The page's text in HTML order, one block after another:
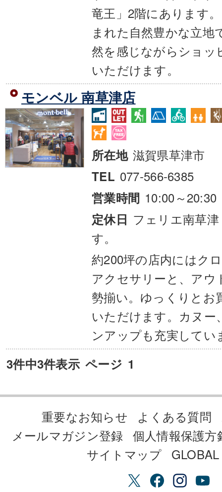
竜王」2階にあります
まれた自然豊かな立地
然を感じながらショッ
いただけます。
モンベル 南草津店
所在地 滋賀県草津市
TEL 077-566-6385
営業時間 10:00～20:30
定休日 フェリエ南草
す。
約200坪の店内にはク
アクセサリーと、ア
勢揃い。ゆっくりとお
いただけます。カヌ
ンアップも充実してい
3件中3件表示 ページ 1
重要なお知らせ よくある質問
メールマガジン登録 個人情報保護方
サイトマップ